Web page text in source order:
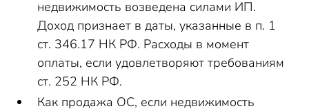
недвижимость возведена силами ИП.
Доход признает в даты, указанные в п. 1
ст. 346.17 НК РФ. Расходы в момент
оплаты, если удовлетворяют требованиям
ст. 252 НК РФ.
Как продажа ОС, если недвижимость